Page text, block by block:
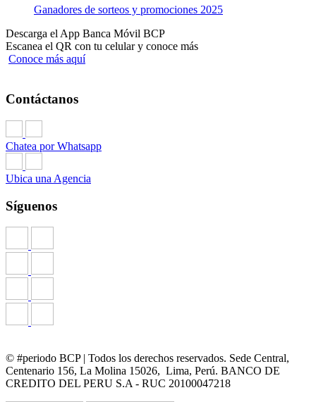
Ganadores de sorteos y promociones 2025
Descarga el App Banca Móvil BCP
Escanea el QR con tu celular y conoce más
Conoce más aquí
Contáctanos
Chatea por Whatsapp
Ubica una Agencia
Síguenos
© #periodo BCP | Todos los derechos reservados. Sede Central,
Centenario 156, La Molina 15026, Lima, Perú. BANCO DE
CREDITO DEL PERU S.A - RUC 20100047218